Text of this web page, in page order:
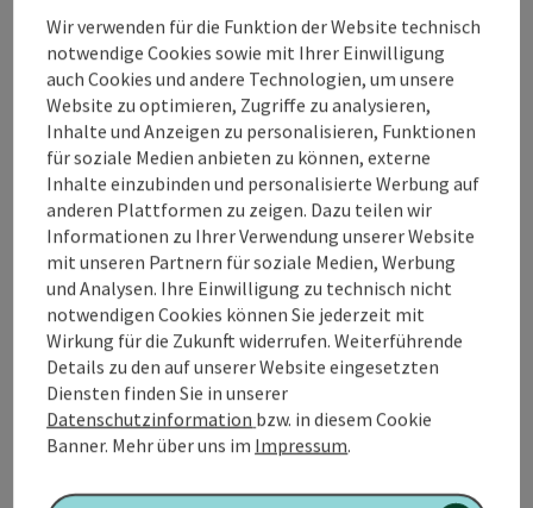
Kontakt
Öffnungszeiten
Anreise/Lage
Preise
Auszeichnungen
Kooperationen
Wir verwenden für die Funktion der Website technisch
notwendige Cookies sowie mit Ihrer Einwilligung
auch Cookies und andere Technologien, um unsere
Website zu optimieren, Zugriffe zu analysieren,
Inhalte und Anzeigen zu personalisieren, Funktionen
für soziale Medien anbieten zu können, externe
Inhalte einzubinden und personalisierte Werbung auf
anderen Plattformen zu zeigen. Dazu teilen wir
Informationen zu Ihrer Verwendung unserer Website
mit unseren Partnern für soziale Medien, Werbung
und Analysen. Ihre Einwilligung zu technisch nicht
notwendigen Cookies können Sie jederzeit mit
Wirkung für die Zukunft widerrufen. Weiterführende
Details zu den auf unserer Website eingesetzten
Diensten finden Sie in unserer
Datenschutzinformation bzw. in diesem Cookie
Banner. Mehr über uns im Impressum.